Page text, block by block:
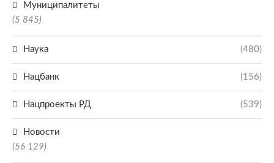
Муниципалитеты
(5 845)
Наука (480)
Нацбанк (156)
Нацпроекты РД (539)
Новости
(56 129)